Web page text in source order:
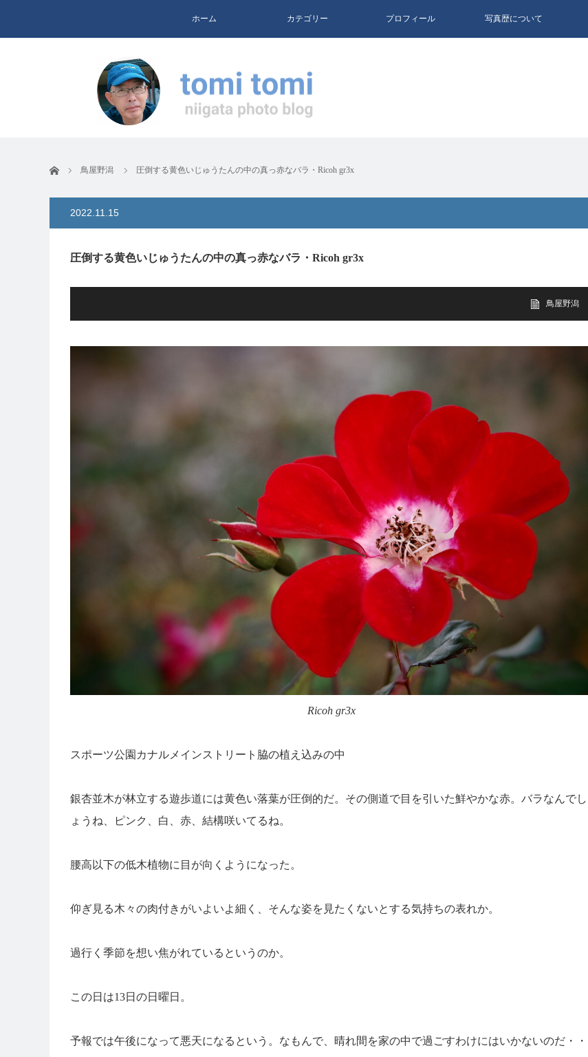
ホーム カテゴリー プロフィール 写真歴について
ホーム 鳥屋野潟 圧倒する黄色いじゅうたんの中の真っ赤なバラ・Ricoh gr3x
2022.11.15
圧倒する黄色いじゅうたんの中の真っ赤なバラ・Ricoh gr3x
鳥屋野潟
Ricoh gr3x
スポーツ公園カナルメインストリート脇の植え込みの中
銀杏並木が林立する遊歩道には黄色い落葉が圧倒的だ。その側道で目を引いた鮮やかな赤。バラなんでし
ょうね、ピンク、白、赤、結構咲いてるね。
腰高以下の低木植物に目が向くようになった。
仰ぎ見る木々の肉付きがいよいよ細く、そんな姿を見たくないとする気持ちの表れか。
過行く季節を想い焦がれているというのか。
この日は13日の日曜日。
予報では午後になって悪天になるという。なもんで、晴れ間を家の中で過ごすわけにはいかないのだ・・